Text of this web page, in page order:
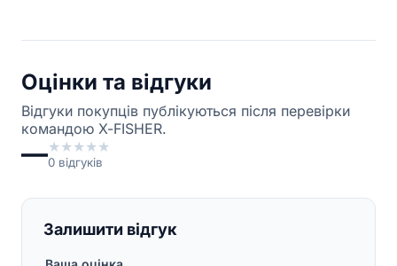
Оцінки та відгуки
Відгуки покупців публікуються після перевірки
командою X-FISHER.
—★★★★★
0 відгуків
Залишити відгук